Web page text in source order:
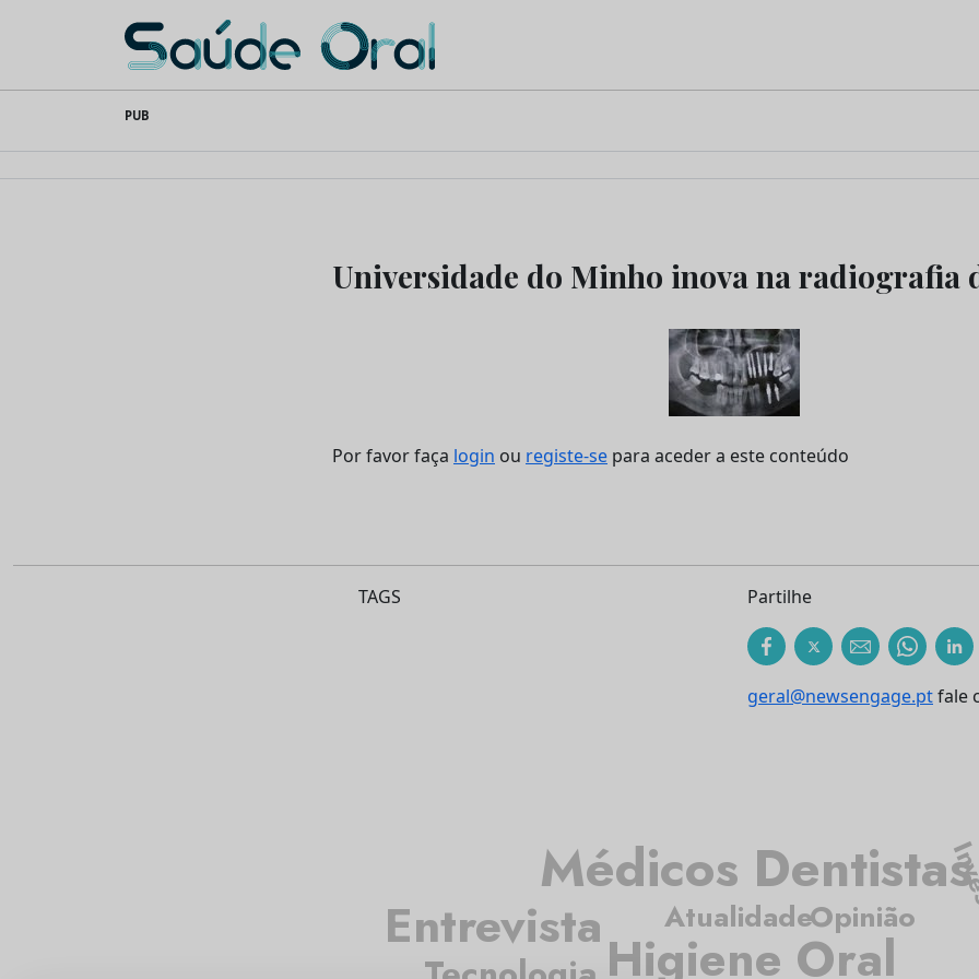
content
Saúde Oral
PUB
Universidade do Minho inova na radiografia
Por favor faça login ou registe-se para aceder a este conteúdo
TAGS Partilhe
geral@newsengage.ptfale
Atualidade
Médicos Dentistas
Higiene Oral
Entrevista Opinião